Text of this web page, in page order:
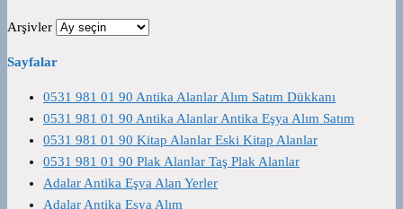
Arşivler
Sayfalar
0531 981 01 90 Antika Alanlar Alım Satım Dükkanı
0531 981 01 90 Antika Alanlar Antika Eşya Alım Satım
0531 981 01 90 Kitap Alanlar Eski Kitap Alanlar
0531 981 01 90 Plak Alanlar Taş Plak Alanlar
Adalar Antika Eşya Alan Yerler
Adalar Antika Eşya Alım